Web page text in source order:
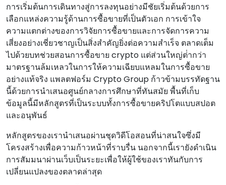
การเริ่มต้นการเดินทางสู่การลงทุนอย่างมีชัยเริ่มต้นด้วยการ
เลือกแหล่งความรู้ด้านการซื้อขายที่เป็นตัวเอก การเข้าใจ
ความแตกต่างของการวิจัยการซื้อขายและการจัดการความ
เสี่ยงอย่างเชี่ยวชาญเป็นสิ่งสําคัญยิ่งต่อความสําเร็จ ตลาดเต็ม
ไปด้วยบทช่วยสอนการซื้อขาย crypto แต่ส่วนใหญ่ต่ํากว่า
มาตรฐานล้มเหลวในการให้ความเฉียบแหลมในการซื้อขาย
อย่างแท้จริง แพลตฟอร์ม Crypto Group ก้าวข้ามบรรทัดฐาน
นี้ด้วยการนําเสนอศูนย์กลางการศึกษาที่ทันสมัย พื้นที่เก็บ
ข้อมูลนี้มีหลักสูตรที่เป็นระบบทั้งการซื้อขายคริปโตแบบสปอต
และอนุพันธ์
หลักสูตรของเรานําเสนอผ่านชุดวิดีโอสอนที่น่าสนใจซึ่งมี
โครงสร้างเพื่อความก้าวหน้าที่ราบรื่น นอกจากนี้เรายังดําเนิน
การสัมมนาผ่านเว็บเป็นระยะเพื่อให้ผู้ใช้ของเราทันกับการ
เปลี่ยนแปลงของตลาดล่าสุด